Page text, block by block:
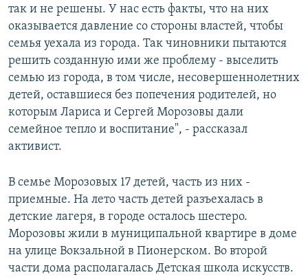
так и не решены. У нас есть факты, что на них
оказывается давление со стороны властей, чтобы
семья уехала из города. Так чиновники пытаются
решить созданную ими же проблему - выселить
семью из города, в том числе, несовершеннолетних
детей, оставшиеся без попечения родителей, но
которым Лариса и Сергей Морозовы дали
семейное тепло и воспитание", - рассказал
активист.
В семье Морозовых 17 детей, часть из них -
приемные. На лето часть детей разъехалась в
детские лагеря, в городе осталось шестеро.
Морозовы жили в муниципальной квартире в доме
на улице Вокзальной в Пионерском. Во второй
части дома располагалась Детская школа искусств.